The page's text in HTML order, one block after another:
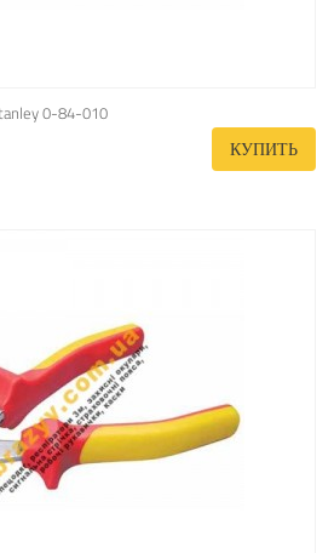
0-84-010
КУПИТЬ